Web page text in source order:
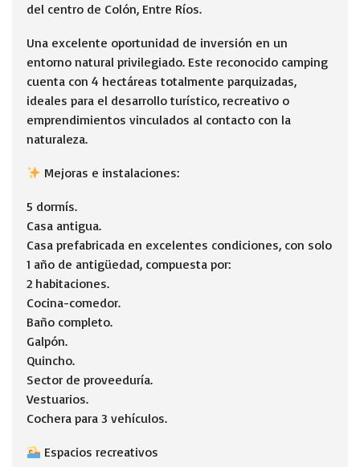
del centro de Colón, Entre Ríos.
Una excelente oportunidad de inversión en un
entorno natural privilegiado. Este reconocido camping
cuenta con 4 hectáreas totalmente parquizadas,
ideales para el desarrollo turístico, recreativo o
emprendimientos vinculados al contacto con la
naturaleza.
Mejoras e instalaciones:
5 dormís.
Casa antigua.
Casa prefabricada en excelentes condiciones, con solo
1 año de antigüedad, compuesta por:
2 habitaciones.
Cocina-comedor.
Baño completo.
Galpón.
Quincho.
Sector de proveeduría.
Vestuarios.
Cochera para 3 vehículos.
Espacios recreativos